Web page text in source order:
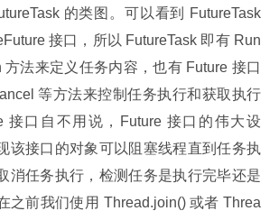
的类图。可以看到 FutureTask
接口，所以 FutureTask 即有 Run
方法来定义任务内容，也有 Future 接口
等方法来控制任务执行和获取执行
接口自不用说，Future 接口的伟大设
该接口的对象可以阻塞线程直到任务执
消任务执行，检测任务是执行完毕还是
之前我们使用 Thread.join() 或者 Threa